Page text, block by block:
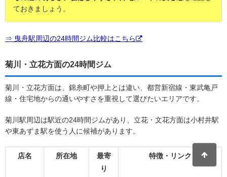
ておきましょう。
⇒ 曳舟駅周辺の24時間ジム比較はこちら
菊川・立花方面の24時間ジム
菊川・立花方面は、錦糸町や押上とは違い、都営新宿線・東武亀戸
線・住宅地からの通いやすさを重視して選びたいエリアです。
菊川駅周辺は駅近の24時間ジムがあり、立花・文花方面は小村井駅
や東あずま駅を使う人に候補があります。
店名 所在地
最寄
り
特徴・リンク